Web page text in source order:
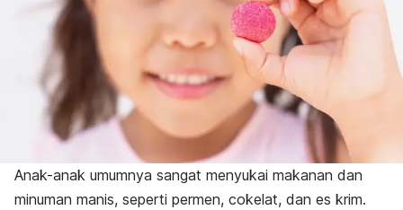
Anak-anak umumnya sangat menyukai makanan dan
minuman manis, seperti permen, cokelat, dan es krim.